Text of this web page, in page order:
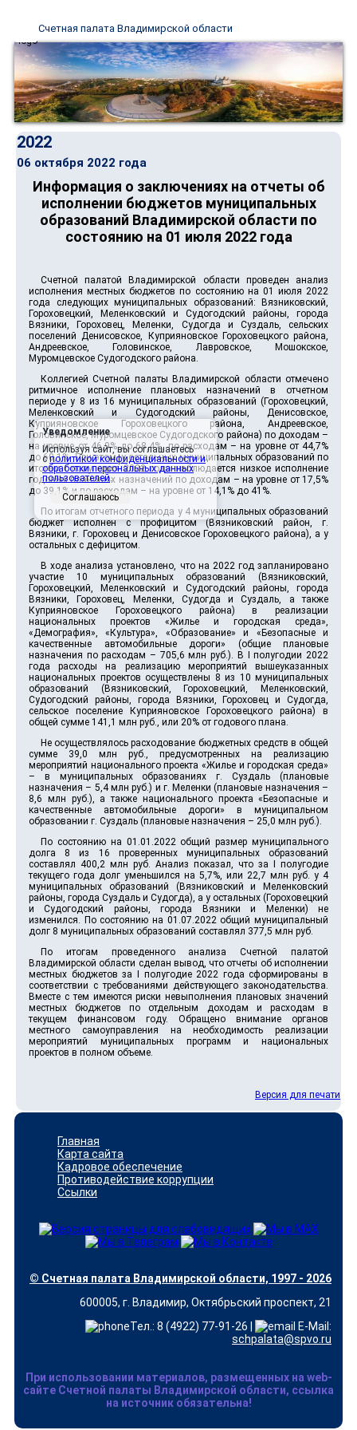
Счетная палата Владимирской области
2022
06 октября 2022 года
Информация о заключениях на отчеты об
исполнении бюджетов муниципальных
образований Владимирской области по
состоянию на 01 июля 2022 года
Счетной палатой Владимирской области проведен анализ
исполнения местных бюджетов по состоянию на 01 июля 2022
года следующих муниципальных образований: Вязниковский,
Гороховецкий, Меленковский и Судогодский районы, города
Вязники, Гороховец, Меленки, Судогда и Суздаль, сельских
поселений Денисовское, Куприяновское Гороховецкого района,
Андреевское, Головинское, Лавровское, Мошокское,
Муромцевское Судогодского района.
Коллегией Счетной палаты Владимирской области отмечено
ритмичное исполнение плановых назначений в отчетном
периоде у 8 из 16 муниципальных образований (Гороховецкий,
Меленковский и Судогодский районы, Денисовское,
Куприяновское Гороховецкого района, Андреевское,
Головинское, Муромцевское Судогодского района) по доходам –
на уровне от 46,9% до 68,4%, по расходам – на уровне от 44,7%
до 60,1%. При этом, у остальных муниципальных образований по
итогам I полугодия 2022 года наблюдается низкое исполнение
годовых плановых назначений по доходам – на уровне от 17,5%
до 39,1% и по расходам – на уровне от 14,1% до 41%.
По итогам отчетного периода у 4 муниципальных образований
бюджет исполнен с профицитом (Вязниковский район, г.
Вязники, г. Гороховец и Денисовское Гороховецкого района), а у
остальных с дефицитом.
В ходе анализа установлено, что на 2022 год запланировано
участие 10 муниципальных образований (Вязниковский,
Гороховецкий, Меленковский и Судогодский районы, города
Вязники, Гороховец, Меленки, Судогда и Суздаль, а также
Куприяновское Гороховецкого района) в реализации
национальных проектов «Жилье и городская среда»,
«Демография», «Культура», «Образование» и «Безопасные и
качественные автомобильные дороги» (общие плановые
назначения по расходам – 705,6 млн руб.). В I полугодии 2022
года расходы на реализацию мероприятий вышеуказанных
национальных проектов осуществлены 8 из 10 муниципальных
образований (Вязниковский, Гороховецкий, Меленковский,
Судогодский районы, города Вязники, Гороховец и Судогда,
сельское поселение Куприяновское Гороховецкого района) в
общей сумме 141,1 млн руб., или 20% от годового плана.
Не осуществлялось расходование бюджетных средств в общей
сумме 39,0 млн руб., предусмотренных на реализацию
мероприятий национального проекта «Жилье и городская среда»
– в муниципальных образованиях г. Суздаль (плановые
назначения – 5,4 млн руб.) и г. Меленки (плановые назначения –
8,6 млн руб.), а также национального проекта «Безопасные и
качественные автомобильные дороги» в муниципальном
образовании г. Суздаль (плановые назначения – 25,0 млн руб.).
По состоянию на 01.01.2022 общий размер муниципального
долга 8 из 16 проверенных муниципальных образований
составлял 400,2 млн руб. Анализ показал, что за I полугодие
текущего года долг уменьшился на 5,7%, или 22,7 млн руб. у 4
муниципальных образований (Вязниковский и Меленковский
районы, города Суздаль и Судогда), а у остальных (Гороховецкий
и Судогодский районы, города Вязники и Меленки) не
изменился. По состоянию на 01.07.2022 общий муниципальный
долг 8 муниципальных образований составлял 377,5 млн руб.
По итогам проведенного анализа Счетной палатой
Владимирской области сделан вывод, что отчеты об исполнении
местных бюджетов за I полугодие 2022 года сформированы в
соответствии с требованиями действующего законодательства.
Вместе с тем имеются риски невыполнения плановых значений
местных бюджетов по отдельным доходам и расходам в
текущем финансовом году. Обращено внимание органов
местного самоуправления на необходимость реализации
мероприятий муниципальных программ и национальных
проектов в полном объеме.
Версия для печати
Главная
Карта сайта
Кадровое обеспечение
Противодействие коррупции
Ссылки
© Счетная палата Владимирской области, 1997 - 2026
600005, г. Владимир, Октябрьский проспект, 21
Тел.: 8 (4922) 77-91-26 |
E-Mail:
schpalata@spvo.ru
При использовании материалов, размещенных на web-
сайте Счетной палаты Владимирской области, ссылка
на источник обязательна!
Уведомление
Используя сайт, вы соглашаетесь
сполитикой конфиденциальности и
обработки персональных данных
пользователей.
Соглашаюсь